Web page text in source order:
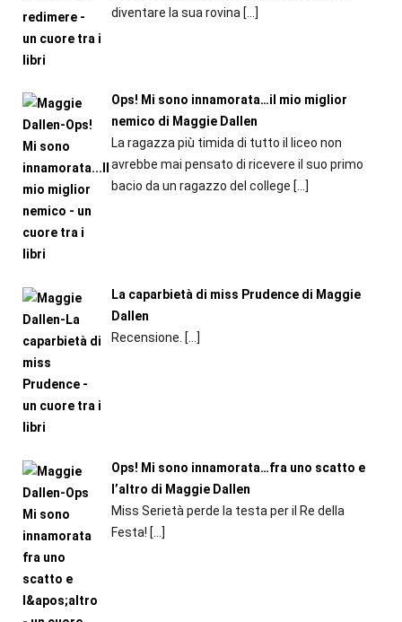
diventare la sua rovina[…]
Ops! Mi sono innamorata…il mio miglior
nemico di Maggie Dallen
La ragazza più timida di tutto il liceo non
avrebbe mai pensato di ricevere il suo primo
bacio da un ragazzo del college […]
La caparbietà di miss Prudence di Maggie
Dallen
Recensione. […]
Ops! Mi sono innamorata…fra uno scatto e
l’altro di Maggie Dallen
Miss Serietà perde la testa per il Re della
Festa! […]